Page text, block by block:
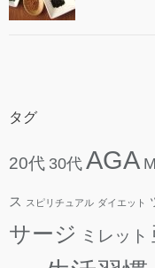
タグ
20代 30代AGA
ス スピリチュアル ダイエット
サージ ミレット